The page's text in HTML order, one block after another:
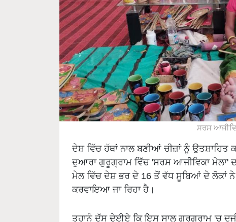
ਸਰਸ
ਦੇਸ਼ ਵਿੱਚ ਹੱਥਾਂ ਨਾਲ ਬਣੀਆਂ ਚੀਜ਼ਾਂ ਨੂੰ
ਦੁਆਰਾ ਗੁਰੂਗ੍ਰਾਮ ਵਿੱਚ 'ਸਰਸ ਆਜੀਵਿਕਾ
ਮੇਲ ਵਿੱਚ ਦੇਸ਼ ਭਰ ਦੇ 16 ਤੋਂ ਵੱਧ ਸੂਬਿਆਂ ਦੇ ਲੋਕਾਂ
ਕਰਵਾਇਆ ਜਾ ਰਿਹਾ ਹੈ।
ਤੁਹਾਨੂੰ ਦੱਸ ਦੇਈਏ ਕਿ ਇਸ ਸਾਲ ਗੁਰੂਗ੍ਰਾਮ 'ਚ